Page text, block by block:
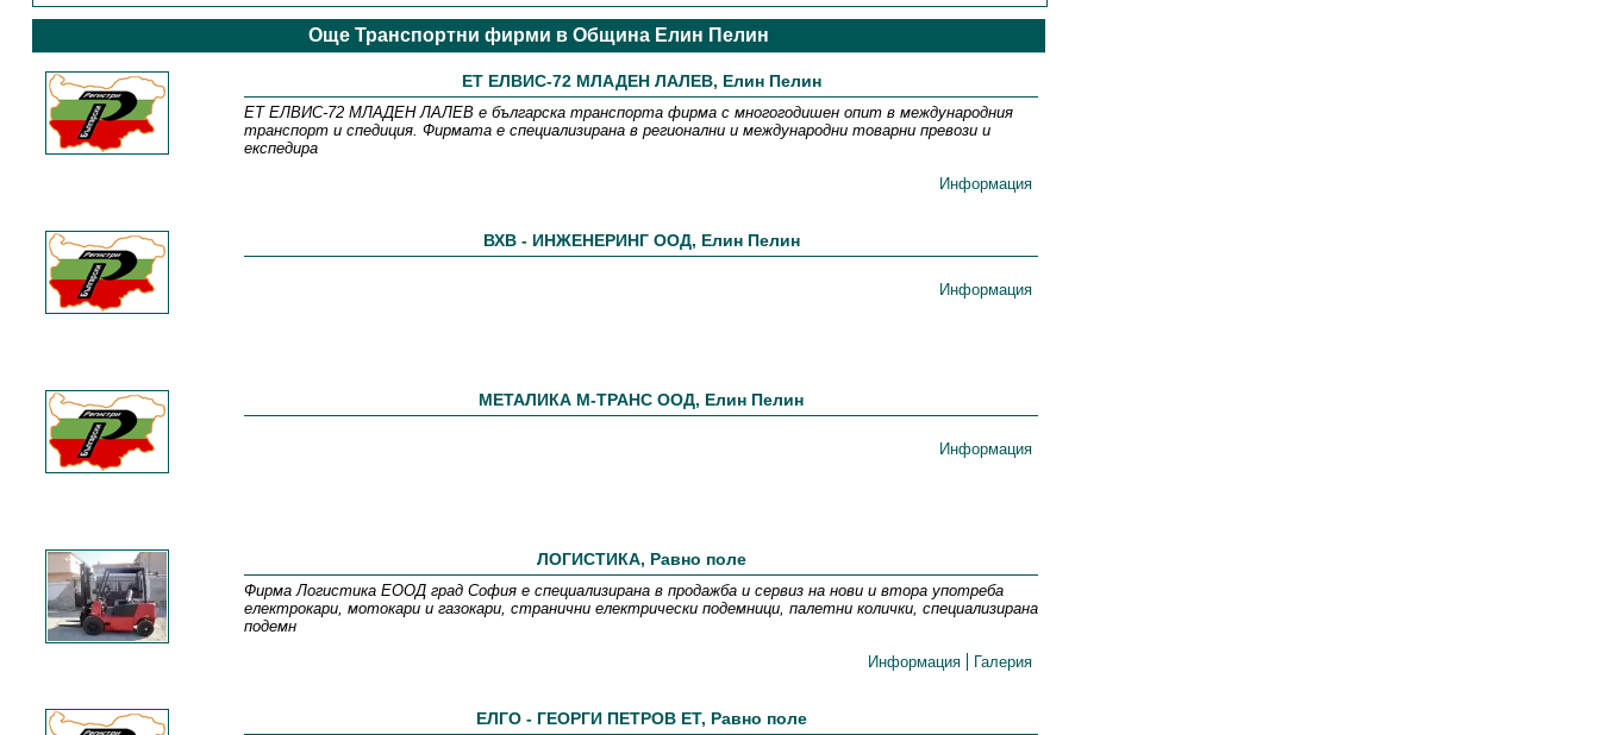
Още Транспортни фирми в Община Елин Пелин
ЕТ ЕЛВИС-72 МЛАДЕН ЛАЛЕВ, Елин Пелин
ЕТ ЕЛВИС-72 МЛАДЕН ЛАЛЕВ е българска транспорта фирма с многогодишен опит в международния
транспорт и спедиция. Фирмата е специализирана в регионални и международни товарни превози и
експедира
Информация
ВХВ - ИНЖЕНЕРИНГ ООД, Елин Пелин
Информация
МЕТАЛИКА М-ТРАНС ООД, Елин Пелин
Информация
ЛОГИСТИКА, Равно поле
Фирма Логистика ЕООД град София е специализирана в продажба и сервиз на нови и втора употрeба
електрокари, мотокари и газокари, странични електрически подемници, палетни колички, специализирана
подемн
Информация
Галерия
ЕЛГО - ГЕОРГИ ПЕТРОВ ЕТ, Равно поле